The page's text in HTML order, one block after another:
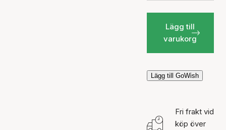
Lägg till
varukorg
Lägg till GoWish
Fri frakt vid
köp över